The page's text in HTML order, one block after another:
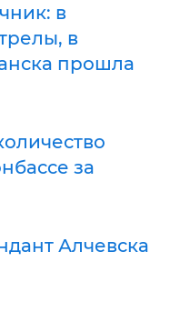
в
в
прошла
за
Алчевска